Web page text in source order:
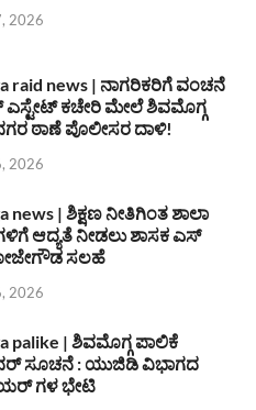
2026
raid news | ನಾಗರಿಕರಿಗೆ ವಂಚನೆ
ಕಚೇರಿ ಮೇಲೆ ಶಿವಮೊಗ್ಗ
ಠಾಣೆ ಪೊಲೀಸರ ದಾಳಿ!
2026
news | ಶಿಕ್ಷಣ ನೀತಿಗಿಂತ ಶಾಲಾ
ಆದ್ಯತೆ ನೀಡಲು ಶಾಸಕ ಎಸ್
ಸಲಹೆ
2026
palike | ಶಿವಮೊಗ್ಗ ಪಾಲಿಕೆ
ಸೂಚನೆ : ಯುಜಿಡಿ ವಿಭಾಗದ
ಗಳ ಭೇಟಿ